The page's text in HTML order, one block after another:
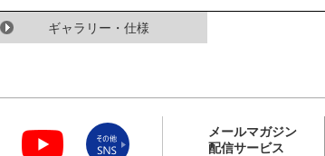
ギャラリー・仕様
メールマガジン
配信サービス